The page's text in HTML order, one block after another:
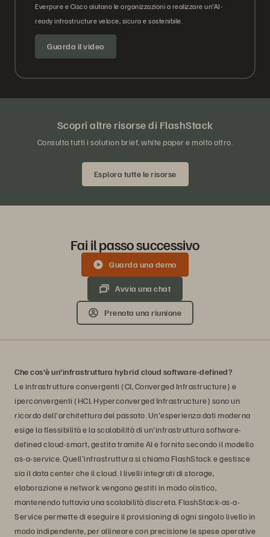
Everpure e Cisco aiutano le organizzazioni a realizzare un'AI-
ready infrastructure veloce, sicura e sostenibile.
Guarda il video
Scopri altre risorse di FlashStack
Consulta tutti i solution brief, white paper e molto altro.
Esplora tutte le risorse
Fai il passo successivo
Guarda una demo
Avvia una chat
Prenota una riunione
Che cos'è un'infrastruttura hybrid cloud software-defined?
Le infrastrutture convergenti (CI, Converged Infrastructure) e
iperconvergenti (HCI, Hyperconverged Infrastructure) sono un
ricordo dell'architettura del passato. Un'esperienza dati moderna
esige la flessibilità e la scalabilità di un'infrastruttura software-
defined cloud-smart, gestita tramite AI e fornita secondo il modello
as-a-service. Quell'infrastruttura si chiama FlashStack e gestisce
sia il data center che il cloud. I livelli integrati di storage,
elaborazione e network vengono gestiti in modo olistico,
mantenendo tuttavia una scalabilità discreta. FlashStack-as-a-
Service permette di eseguire il provisioning di ogni singolo livello in
modo indipendente, per allineare con precisione le spese operative